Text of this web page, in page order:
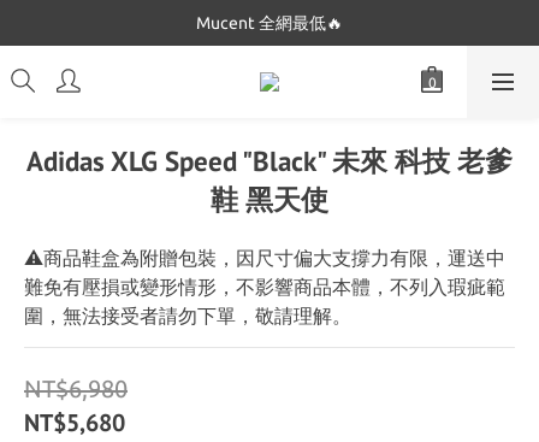
Dickies 最低只要$5XX!!
Mucent 全網最低🔥
Dickies 最低只要$5XX!!
Adidas XLG Speed "Black" 未來 科技 老爹
鞋 黑天使
⚠️商品鞋盒為附贈包裝，因尺寸偏大支撐力有限，運送中
難免有壓損或變形情形，不影響商品本體，不列入瑕疵範
圍，無法接受者請勿下單，敬請理解。
NT$6,980
NT$5,680